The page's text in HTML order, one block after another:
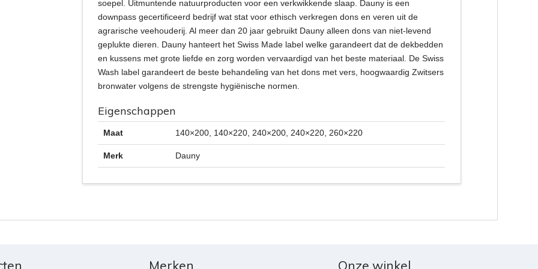
soepel. Uitmuntende natuurproducten voor een verkwikkende slaap. Dauny is een
downpass gecertificeerd bedrijf wat stat voor ethisch verkregen dons en veren uit de
agrarische veehouderij. Al meer dan 20 jaar gebruikt Dauny alleen dons van niet-levend
geplukte dieren. Dauny hanteert het Swiss Made label welke garandeert dat de dekbedden
en kussens met grote liefde en zorg worden vervaardigd van het beste materiaal. De Swiss
Wash label garandeert de beste behandeling van het dons met vers, hoogwaardig Zwitsers
bronwater volgens de strengste hygiënische normen.
Eigenschappen
Maat 140×200, 140×220, 240×200, 240×220, 260×220
Merk Dauny
Merken Onze winkel